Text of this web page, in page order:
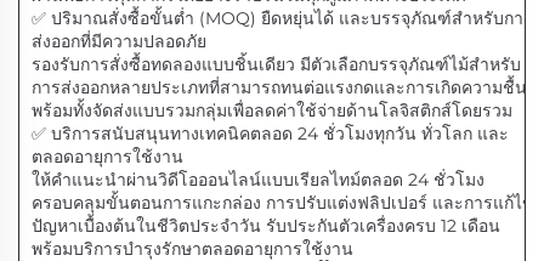
✅ ปริมาณสั่งซื้อขั้นต่ำ (MOQ) ยืดหยุ่นได้ และบรรจุภัณฑ์สำหรับการ
ส่งออกที่มีความปลอดภัย
รองรับการสั่งซื้อทดลองแบบชิ้นเดียว มีตัวเลือกบรรจุภัณฑ์ไม้สำหรับ
การส่งออกหลายประเภทที่สามารถทนต่อแรงกดและการเกิดความชื้น
พร้อมทั้งจัดส่งแบบรวมกลุ่มเพื่อลดค่าใช้จ่ายด้านโลจิสติกส์โดยรวม
✅ บริการสนับสนุนทางเทคนิคตลอด 24 ชั่วโมงทุกวัน ทั่วโลก และ
ตลอดอายุการใช้งาน
ให้คำแนะนำผ่านวิดีโอออนไลน์แบบเรียลไทม์ตลอด 24 ชั่วโมง
ครอบคลุมขั้นตอนการแกะกล่อง การปรับแต่งฟลิปเปอร์ และการแก้ไข
ปัญหาเบื้องต้นในชีวิตประจำวัน รับประกันตัวเครื่องครบ 12 เดือน
พร้อมบริการบำรุงรักษาตลอดอายุการใช้งาน